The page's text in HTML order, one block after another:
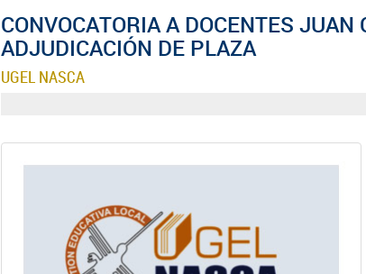
CONVOCATORIA A DOCENTES
ADJUDICACIÓN DE PLAZA
UGEL NASCA